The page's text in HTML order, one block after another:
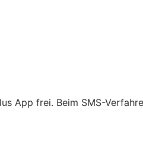
App frei. Beim SMS-